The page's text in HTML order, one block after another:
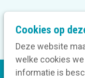
Cookies op
Deze website
welke cookies
informatie is